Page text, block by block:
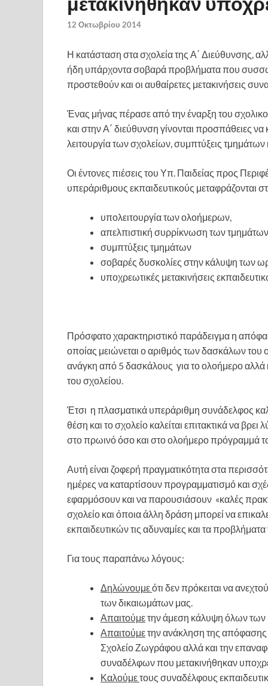
12 Οκτωβρίου 2014
Η κατάσταση στα σχολεία της Α΄ Διεύθυνσης,
ήδη υπάρχοντα σοβαρά προβλήματα που
προστεθούν και οι αυθαίρετες μετακινήσεις
Ένας μήνας πέρασε από την έναρξη του
και στην Α΄ διεύθυνση γίνονται προσπάθειες
λειτουργία των σχολείων, συμπτύξεις
Οι έντονες πιέσεις του Υπ. Παιδείας προς
υπεράριθμους εκπαιδευτικούς μεταφράζονται
υπολειτουργία των ολοήμερων,
απελπιστική συρρίκνωση των
συμπτύξεις τμημάτων
σοβαρές δυσκολίες στην κάλυψη των
υποχρεωτικές μετακινήσεις
Πρόσφατο χαρακτηριστικό παράδειγμα η
οποίας μειώνεται ο αριθμός των δασκάλων του
ανάγκη από 5 δασκάλους για το ολοήμερο
του σχολείου.
Έτσι η πλασματικά υπεράριθμη συνάδελφος
θέση και το σχολείο καλείται επιτακτικά να
στο πρωινό όσο και στο ολοήμερο πρόγραμμά
Αυτή είναι ζοφερή πραγματικότητα στα
ημέρες να καταρτίσουν προγραμματισμό και
εφαρμόσουν και να παρουσιάσουν «καλές
σχολείο και όποια άλλη δράση μπορεί να
εκπαιδευτικών τις αδυναμίες και τα
Για τους παραπάνω λόγους:
Δηλώνουμεότι δεν πρόκειται να
των δικαιωμάτων μας.
Απαιτούμετην άμεση κάλυψη όλων των
Απαιτούμετην ανάκληση της
Σχολείο Ζωγράφου αλλά και την
συναδέλφων που μετακινήθηκαν
Καλούμετους συναδέλφους